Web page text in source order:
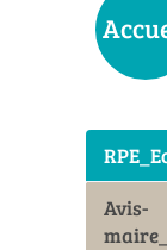
Avis-